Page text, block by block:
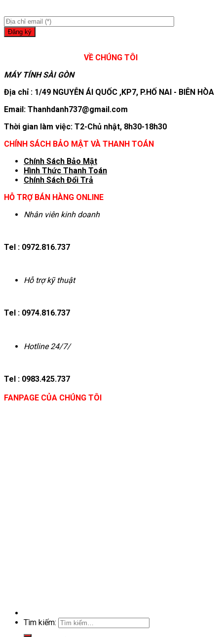
VỀ CHÚNG TÔI
MÁY TÍNH SÀI GÒN
Địa chỉ : 1/49 NGUYỄN ÁI QUỐC ,KP7, P.HỐ NAI - BIÊN HÒA
Email: Thanhdanh737@gmail.com
Thời gian làm việc: T2-Chủ nhật, 8h30-18h30
CHÍNH SÁCH BẢO MẬT VÀ THANH TOÁN
Chính Sách Bảo Mật
Hình Thức Thanh Toán
Chính Sách Đổi Trả
HỖ TRỢ BÁN HÀNG ONLINE
Nhân viên kinh doanh
Tel : 0972.816.737
Hỗ trợ kỹ thuật
Tel : 0974.816.737
Hotline 24/7/
Tel : 0983.425.737
FANPAGE CỦA CHÚNG TÔI
Tìm kiếm: